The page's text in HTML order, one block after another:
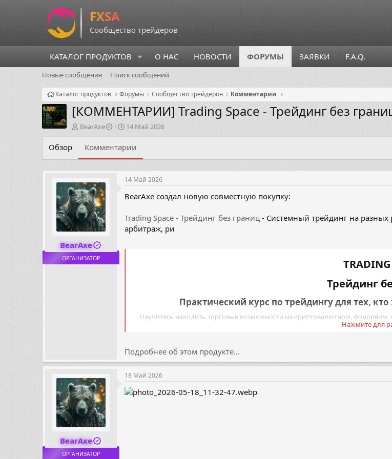
КАТАЛОГ ПРОДУКТОВ О НАС НОВОСТИ ФОРУМЫ ЗАЯВКИ F.A.Q.
Новые сообщения Поиск сообщений
Каталог продуктов Форумы Сообщество трейдеров Комментарии
[КОММЕНТАРИИ] Trading Space - Трейдинг без
А
т
е
м
ы
BearAxe
Д
т
а
ч
л
14 Май 2026
Обзор Комментарии
BearAxe
ОРГАНИЗАТОР
14 Май 2026
BearAxe создал новую совместную покупку:
Trading Space - Трейдинг без границ- Системный трейдинг на разных
арбитраж, ри
TRADING
Трейдинг
Практический курс по трейдингу для тех,
Научитесь находить торговые возможности на криптовалютном,
менеджмента и практики под
Нажмите для
Подробнее об этом продукте...
BearAxe
ОРГАНИЗАТОР
18 Май 2026